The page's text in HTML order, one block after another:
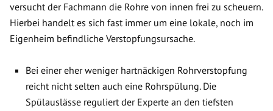
versucht der Fachmann die Rohre von innen frei zu scheuern.
Hierbei handelt es sich fast immer um eine lokale, noch im
Eigenheim befindliche Verstopfungsursache.
Bei einer eher weniger hartnäckigen Rohrverstopfung
reicht nicht selten auch eine Rohrspülung. Die
Spülauslässe reguliert der Experte an den tiefsten